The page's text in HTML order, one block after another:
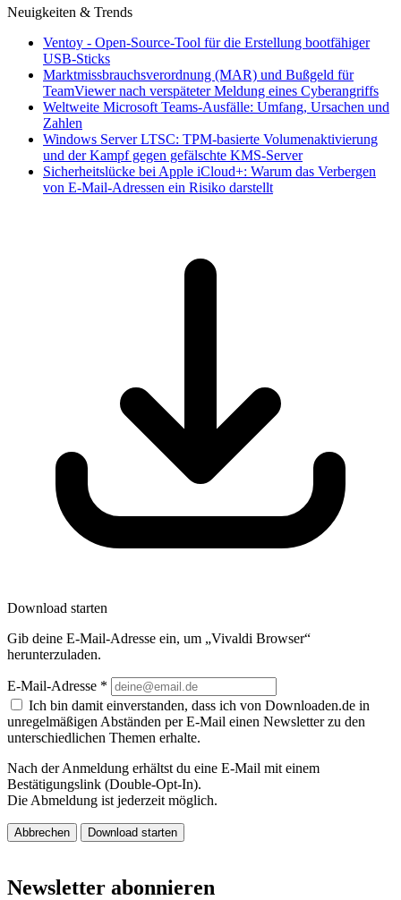
Neuigkeiten & Trends
Ventoy - Open-Source-Tool für die Erstellung bootfähiger
USB-Sticks
Marktmissbrauchsverordnung (MAR) und Bußgeld für
TeamViewer nach verspäteter Meldung eines Cyberangriffs
Weltweite Microsoft Teams-Ausfälle: Umfang, Ursachen und
Zahlen
Windows Server LTSC: TPM-basierte Volumenaktivierung
und der Kampf gegen gefälschte KMS-Server
Sicherheitslücke bei Apple iCloud+: Warum das Verbergen
von E-Mail-Adressen ein Risiko darstellt
Download starten
Gib deine E-Mail-Adresse ein, um „Vivaldi Browser“
herunterzuladen.
E-Mail-Adresse *
Ich bin damit einverstanden, dass ich von Downloaden.de in
unregelmäßigen Abständen per E-Mail einen Newsletter zu den
unterschiedlichen Themen erhalte.
Nach der Anmeldung erhältst du eine E-Mail mit einem
Bestätigungslink (Double-Opt-In).
Die Abmeldung ist jederzeit möglich.
Abbrechen Download starten
Newsletter abonnieren